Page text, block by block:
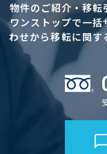
物件のご紹介・移転
ワンストップで一
わせから移転に関す